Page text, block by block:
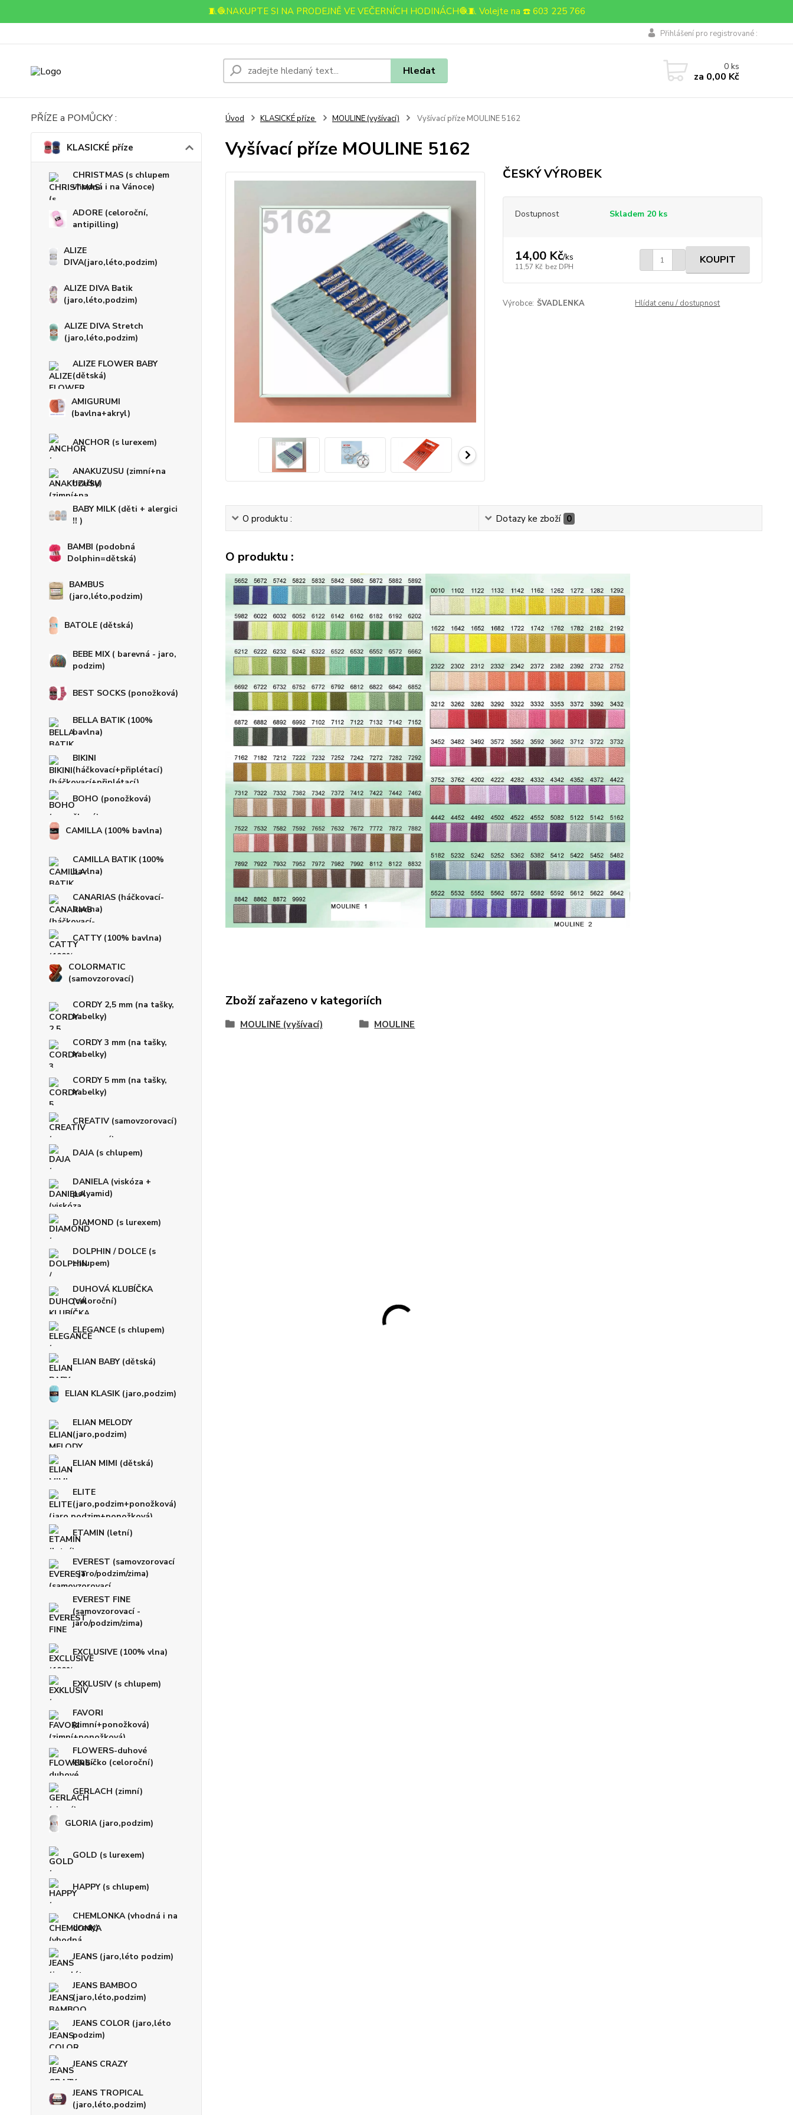
🧵🧶NAKUPTE SI NA PRODEJNĚ VE VEČERNÍCH HODINÁCH🧶🧵 Volejte na ☎️ 603 225 766
Přihlášení pro registrované :
Hledat 0ks
za 0,00 Kč
PŘÍZE a POMŮCKY :
KLASICKÉ příze
CHRISTMAS (s chlupem
vhodná i na Vánoce)
ADORE (celoroční,
antipilling)
ALIZE
DIVA(jaro,léto,podzim)
ALIZE DIVA Batik
(jaro,léto,podzim)
ALIZE DIVA Stretch
(jaro,léto,podzim)
ALIZE FLOWER BABY
(dětská)
AMIGURUMI
(bavlna+akryl)
ANCHOR (s lurexem)
ANAKUZUSU (zimní+na
hračky)
BABY MILK (děti + alergici
!! )
BAMBI (podobná
Dolphin=dětská)
BAMBUS
(jaro,léto,podzim)
BATOLE (dětská)
BEBE MIX ( barevná - jaro,
podzim)
BEST SOCKS (ponožková)
BELLA BATIK (100%
bavlna)
BIKINI
(háčkovací+připlétací)
BOHO (ponožková)
CAMILLA (100% bavlna)
CAMILLA BATIK (100%
bavlna)
CANARIAS (háčkovací-
bavlna)
CATTY (100% bavlna)
COLORMATIC
(samovzorovací)
CORDY 2,5 mm (na tašky,
kabelky)
CORDY 3 mm (na tašky,
kabelky)
CORDY 5 mm (na tašky,
kabelky)
CREATIV (samovzorovací)
DAJA (s chlupem)
DANIELA (viskóza +
polyamid)
DIAMOND (s lurexem)
DOLPHIN / DOLCE (s
chlupem)
DUHOVÁ KLUBÍČKA
(celoroční)
ELEGANCE (s chlupem)
ELIAN BABY (dětská)
ELIAN KLASIK (jaro,podzim)
ELIAN MELODY
(jaro,podzim)
ELIAN MIMI (dětská)
ELITE
(jaro,podzim+ponožková)
ETAMIN (letní)
EVEREST (samovzorovací
- jaro/podzim/zima)
EVEREST FINE
(samovzorovací -
jaro/podzim/zima)
EXCLUSIVE (100% vlna)
EXKLUSIV (s chlupem)
FAVORI
(zimní+ponožková)
FLOWERS-duhové
klubíčko (celoroční)
GERLACH (zimní)
GLORIA (jaro,podzim)
GOLD (s lurexem)
HAPPY (s chlupem)
CHEMLONKA (vhodná i na
dredy)
JEANS (jaro,léto podzim)
JEANS BAMBOO
(jaro,léto,podzim)
JEANS COLOR (jaro,léto
podzim)
JEANS CRAZY
JEANS TROPICAL
(jaro,léto,podzim)
Úvod KLASICKÉ příze MOULINE (vyšívací) Vyšívací příze MOULINE 5162
Vyšívací příze MOULINE 5162
ČESKÝ VÝROBEK
Dostupnost Skladem 20 ks
14,00 Kč/ks
11,57 Kč bez DPH
KOUPIT
Výrobce: ŠVADLENKA Hlídat cenu / dostupnost
O produktu : Dotazy ke zboží 0
O produktu :
Zboží zařazeno v kategoriích
MOULINE (vyšívací) MOULINE